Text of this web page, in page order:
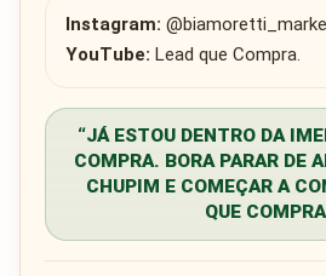
Instagram:
YouTube: Lead que Compra.
“JÁ ESTOU DENTRO DA
COMPRA. BORA PARAR DE
CHUPIM E COMEÇAR A
QUE